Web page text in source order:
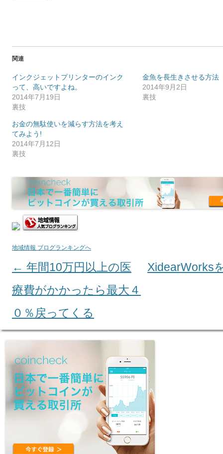
関連
インクジェットプリンターのインク
って、高いですよね。
2014年7月19日
裏技
金魚を長生きさせる方法
2014年9月2日
裏技
お金の無駄使いを減らす方法を考え
てみよう!
2014年7月12日
裏技
地域情報 ブログランキングへ
Post navigation
← 年間10万円以上の医
療費がかかったら最大４
０％戻ってくる
XidearWorks